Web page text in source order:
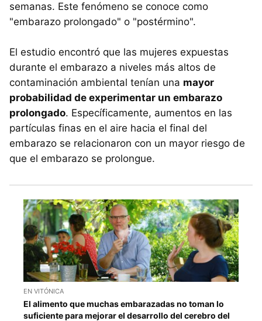
semanas. Este fenómeno se conoce como
"embarazo prolongado" o "postérmino".
El estudio encontró que las mujeres expuestas
durante el embarazo a niveles más altos de
contaminación ambiental tenían una mayor
probabilidad de experimentar un embarazo
prolongado. Específicamente, aumentos en las
partículas finas en el aire hacia el final del
embarazo se relacionaron con un mayor riesgo de
que el embarazo se prolongue.
EN VITÓNICA
El alimento que muchas embarazadas no toman lo
suficiente para mejorar el desarrollo del cerebro del